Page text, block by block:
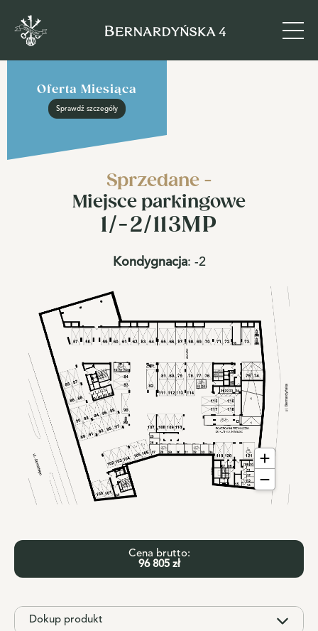
Oferta Miesiąca
Sprawdź szczegóły
Sprzedane -
Miejsce parkingowe
1/-2/113MP
Kondygnacja: -2
Cena brutto:
96 805 zł
Dokup produkt